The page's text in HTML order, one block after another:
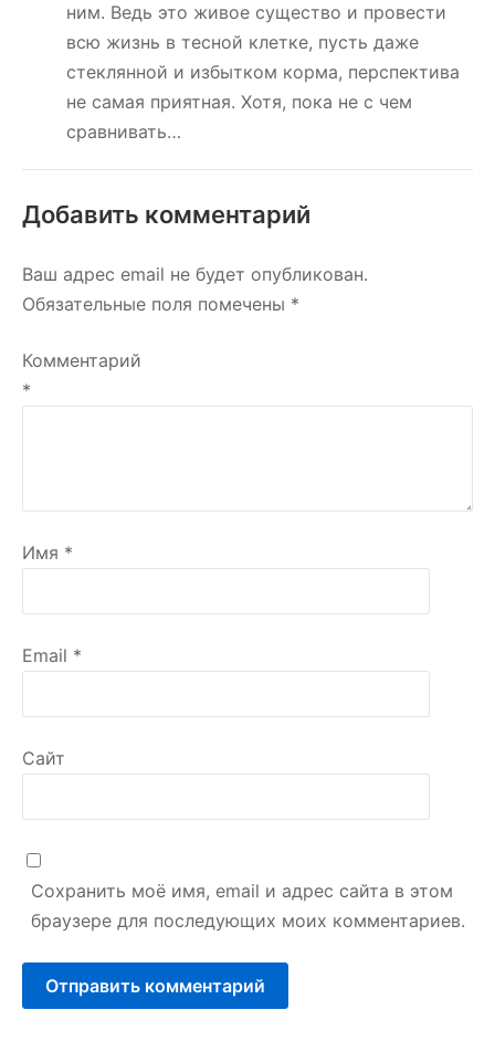
ним. Ведь это живое существо и провести
всю жизнь в тесной клетке, пусть даже
стеклянной и избытком корма, перспектива
не самая приятная. Хотя, пока не с чем
сравнивать…
Добавить комментарий
Ваш адрес email не будет опубликован.
Обязательные поля помечены *
Комментарий
*
Имя *
Email *
Сайт
Сохранить моё имя, email и адрес сайта в этом
браузере для последующих моих комментариев.